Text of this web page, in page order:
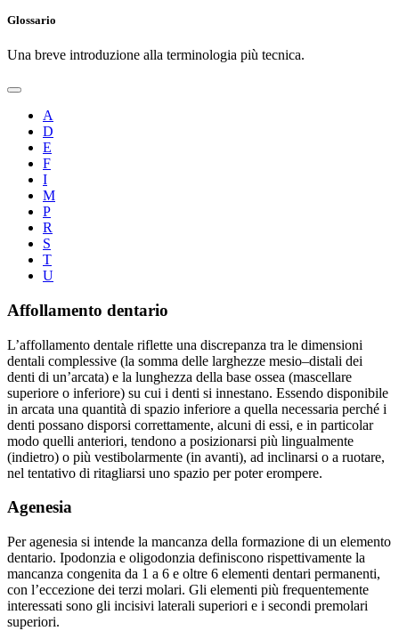
Glossario
Una breve introduzione alla terminologia più tecnica.
A
D
E
F
I
M
P
R
S
T
U
Affollamento dentario
L’affollamento dentale riflette una discrepanza tra le dimensioni
dentali complessive (la somma delle larghezze mesio–distali dei
denti di un’arcata) e la lunghezza della base ossea (mascellare
superiore o inferiore) su cui i denti si innestano. Essendo disponibile
in arcata una quantità di spazio inferiore a quella necessaria perché i
denti possano disporsi correttamente, alcuni di essi, e in particolar
modo quelli anteriori, tendono a posizionarsi più lingualmente
(indietro) o più vestibolarmente (in avanti), ad inclinarsi o a ruotare,
nel tentativo di ritagliarsi uno spazio per poter erompere.
Agenesia
Per agenesia si intende la mancanza della formazione di un elemento
dentario. Ipodonzia e oligodonzia definiscono rispettivamente la
mancanza congenita da 1 a 6 e oltre 6 elementi dentari permanenti,
con l’eccezione dei terzi molari. Gli elementi più frequentemente
interessati sono gli incisivi laterali superiori e i secondi premolari
superiori.